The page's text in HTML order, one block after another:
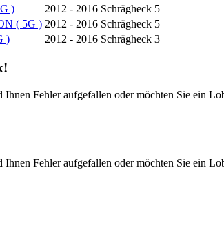
)
2012 - 2016 Schrägheck 5
( 5G ) 2012 - 2016 Schrägheck 5
)
2012 - 2016 Schrägheck 3
Ihnen Fehler aufgefallen oder möchten Sie ein
Ihnen Fehler aufgefallen oder möchten Sie ein